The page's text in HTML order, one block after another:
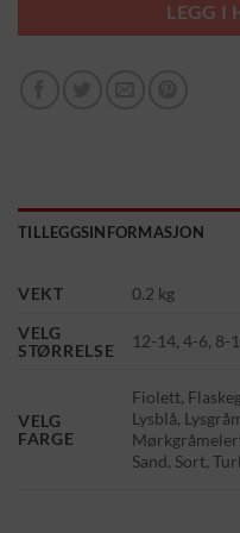
LEGG I
TILLEGGSINFORMASJON
VEKT
0.2 kg
VELG
STØRRELSE
12-14, 4-6, 8-
VELG
FARGE
Fiolett,
Lysblå,
Sand, Sort,